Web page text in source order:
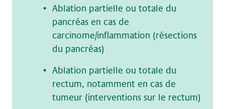
Ablation partielle ou totale du
pancréas en cas de
carcinome/inflammation (résections
du pancréas)
Ablation partielle ou totale du
rectum, notamment en cas de
tumeur (interventions sur le rectum)